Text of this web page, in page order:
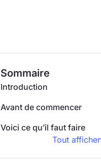
Sommaire
Introduction
Avant de commencer
Voici ce qu’il faut faire
Tout afficher